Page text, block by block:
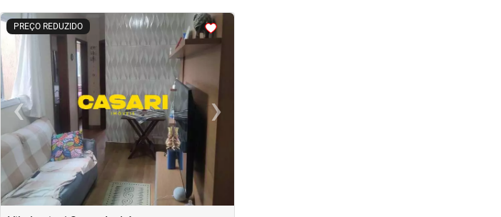
PREÇO REDUZIDO
<<<<
‹Previous ›Next